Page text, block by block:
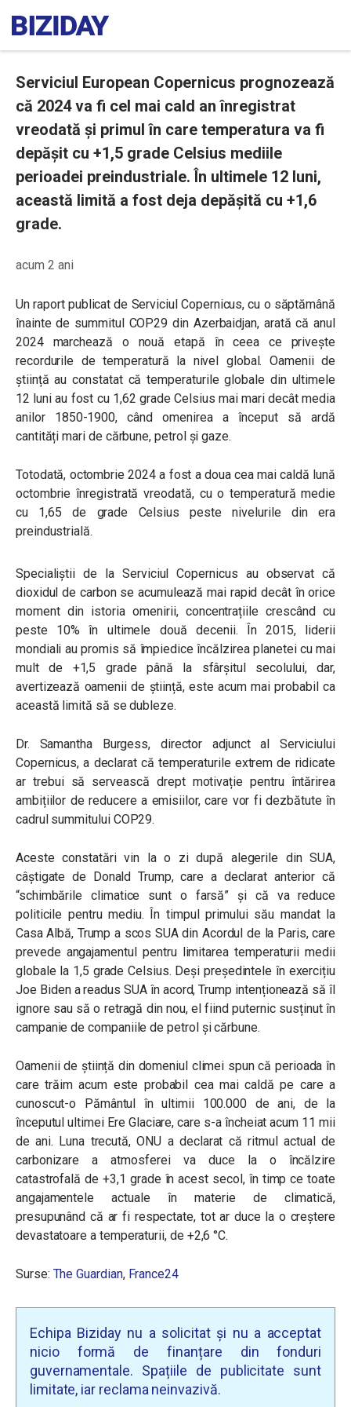
Serviciul European Copernicus prognozează
că 2024 va fi cel mai cald an înregistrat
vreodată și primul în care temperatura va fi
depășit cu +1,5 grade Celsius mediile
perioadei preindustriale. În ultimele 12 luni,
această limită a fost deja depășită cu +1,6
grade.
acum 2 ani
Un raport publicat de Serviciul Copernicus, cu o săptămână
înainte de summitul COP29 din Azerbaidjan, arată că anul
2024 marchează o nouă etapă în ceea ce privește
recordurile de temperatură la nivel global. Oamenii de
știință au constatat că temperaturile globale din ultimele
12 luni au fost cu 1,62 grade Celsius mai mari decât media
anilor 1850-1900, când omenirea a început să ardă
cantități mari de cărbune, petrol și gaze.
Totodată, octombrie 2024 a fost a doua cea mai caldă lună
octombrie înregistrată vreodată, cu o temperatură medie
cu 1,65 de grade Celsius peste nivelurile din era
preindustrială.
Specialiștii de la Serviciul Copernicus au observat că
dioxidul de carbon se acumulează mai rapid decât în orice
moment din istoria omenirii, concentrațiile crescând cu
peste 10% în ultimele două decenii. În 2015, liderii
mondiali au promis să împiedice încălzirea planetei cu mai
mult de +1,5 grade până la sfârșitul secolului, dar,
avertizează oamenii de știință, este acum mai probabil ca
această limită să se dubleze.
Dr. Samantha Burgess, director adjunct al Serviciului
Copernicus, a declarat că temperaturile extrem de ridicate
ar trebui să servească drept motivație pentru întărirea
ambițiilor de reducere a emisiilor, care vor fi dezbătute în
cadrul summitului COP29.
Aceste constatări vin la o zi după alegerile din SUA,
câștigate de Donald Trump, care a declarat anterior că
“schimbările climatice sunt o farsă” și că va reduce
politicile pentru mediu. În timpul primului său mandat la
Casa Albă, Trump a scos SUA din Acordul de la Paris, care
prevede angajamentul pentru limitarea temperaturii medii
globale la 1,5 grade Celsius. Deși președintele în exercițiu
Joe Biden a readus SUA în acord, Trump intenționează să îl
ignore sau să o retragă din nou, el fiind puternic susținut în
campanie de companiile de petrol și cărbune.
Oamenii de știință din domeniul climei spun că perioada în
care trăim acum este probabil cea mai caldă pe care a
cunoscut-o Pământul în ultimii 100.000 de ani, de la
începutul ultimei Ere Glaciare, care s-a încheiat acum 11 mii
de ani. Luna trecută, ONU a declarat că ritmul actual de
carbonizare a atmosferei va duce la o încălzire
catastrofală de +3,1 grade în acest secol, în timp ce toate
angajamentele actuale în materie de climatică,
presupunând că ar fi respectate, tot ar duce la o creștere
devastatoare a temperaturii, de +2,6 °C.
Surse: The Guardian, France24
Echipa Biziday nu a solicitat și nu a acceptat
nicio formă de finanțare din fonduri
guvernamentale. Spațiile de publicitate sunt
limitate, iar reclama neinvazivă.